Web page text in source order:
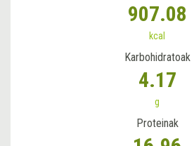
907.08
kcal
Karbohidratoak
4.17
g
Proteinak